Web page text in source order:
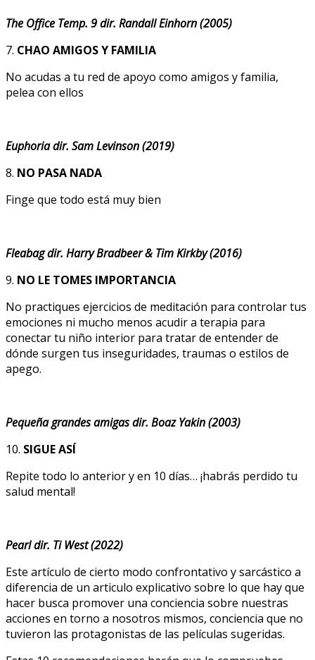
The Office Temp. 9 dir. Randall Einhorn (2005)
7. CHAO AMIGOS Y FAMILIA
No acudas a tu red de apoyo como amigos y familia,
pelea con ellos
Euphoria dir. Sam Levinson (2019)
8. NO PASA NADA
Finge que todo está muy bien
Fleabag dir. Harry Bradbeer & Tim Kirkby (2016)
9. NO LE TOMES IMPORTANCIA
No practiques ejercicios de meditación para controlar tus
emociones ni mucho menos acudir a terapia para
conectar tu niño interior para tratar de entender de
dónde surgen tus inseguridades, traumas o estilos de
apego.
Pequeña grandes amigas dir. Boaz Yakin (2003)
10. SIGUE ASÍ
Repite todo lo anterior y en 10 días… ¡habrás perdido tu
salud mental!
Pearl dir. Ti West (2022)
Este artículo de cierto modo confrontativo y sarcástico a
diferencia de un articulo explicativo sobre lo que hay que
hacer busca promover una conciencia sobre nuestras
acciones en torno a nosotros mismos, conciencia que no
tuvieron las protagonistas de las películas sugeridas.